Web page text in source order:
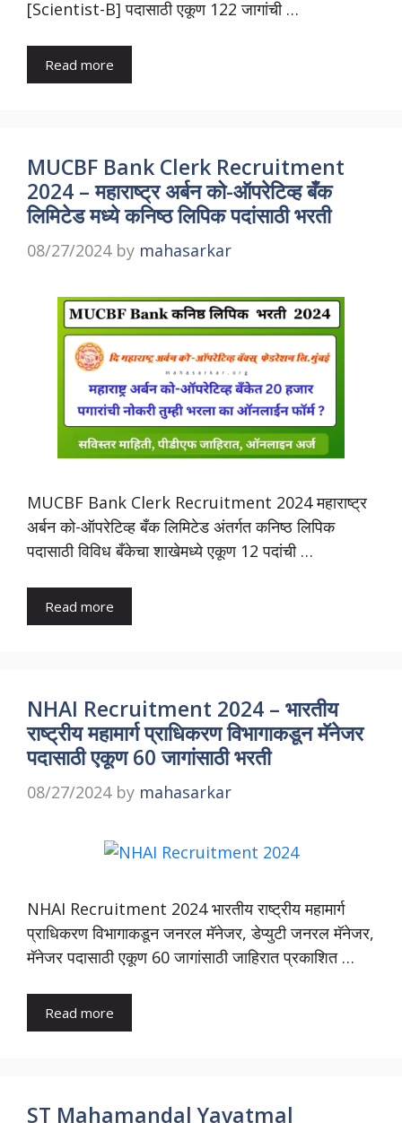
[Scientist-B] पदासाठी एकूण 122 जागांची …
Read more
MUCBF Bank Clerk Recruitment
2024 – महाराष्ट्र अर्बन को-ऑपरेटिव्ह बँक
लिमिटेड मध्ये कनिष्ठ लिपिक पदांसाठी भरती
08/27/2024 by mahasarkar
MUCBF Bank Clerk Recruitment 2024 महाराष्ट्र
अर्बन को-ऑपरेटिव्ह बँक लिमिटेड अंतर्गत कनिष्ठ लिपिक
पदासाठी विविध बँकेचा शाखेमध्ये एकूण 12 पदांची …
Read more
NHAI Recruitment 2024 – भारतीय
राष्ट्रीय महामार्ग प्राधिकरण विभागाकडून मॅनेजर
पदासाठी एकूण 60 जागांसाठी भरती
08/27/2024 by mahasarkar
NHAI Recruitment 2024 भारतीय राष्ट्रीय महामार्ग
प्राधिकरण विभागाकडून जनरल मॅनेजर, डेप्युटी जनरल मॅनेजर,
मॅनेजर पदासाठी एकूण 60 जागांसाठी जाहिरात प्रकाशित …
Read more
ST Mahamandal Yavatmal